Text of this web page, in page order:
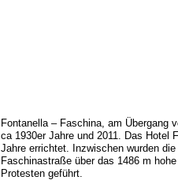
Fontanella – Faschina, am Übergang
ca 1930er Jahre und 2011. Das Hotel
Jahre errichtet. Inzwischen wurden
Faschinastraße über das 1486 m
Protesten geführt.